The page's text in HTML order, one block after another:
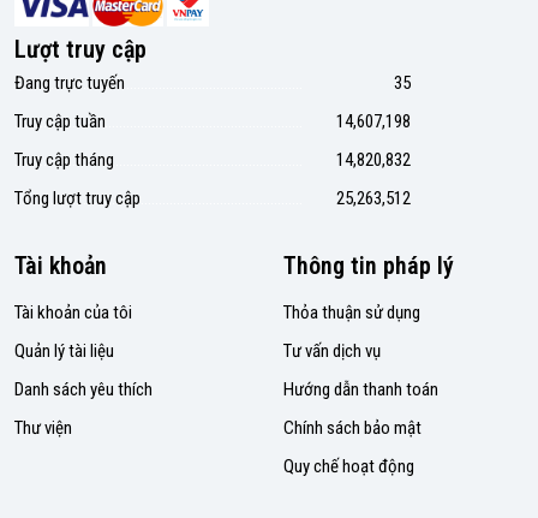
Lượt truy cập
Đang trực tuyến
35
Truy cập tuần
14,607,198
Truy cập tháng
14,820,832
Tổng lượt truy cập
25,263,512
Tài khoản
Tài khoản của tôi
Quản lý tài liệu
Danh sách yêu thích
Thư viện
Thông tin pháp lý
Thỏa thuận sử dụng
Tư vấn dịch vụ
Hướng dẫn thanh toán
Chính sách bảo mật
Quy chế hoạt động